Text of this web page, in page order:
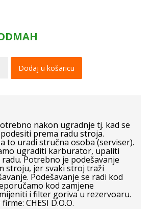
Dodaj u košaricu
nakon ugradnje tj. kad se
prema radu stroja.
to uradi stručna osoba (serviser).
ugraditi karburator, upaliti
Potrebno je podešavanje
stroju, jer svaki stroj traži
Podešavanje se radi kod
kod zamjene
i filter goriva u rezervoaru.
CHESI D.O.O.